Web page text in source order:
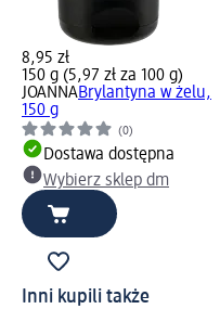
8,95 zł
150 g (5,97 zł za 100 g)
JOANNABrylantyna w żelu,
150 g
(0)
Dostawa dostępna
Wybierz sklep dm
Inni kupili także